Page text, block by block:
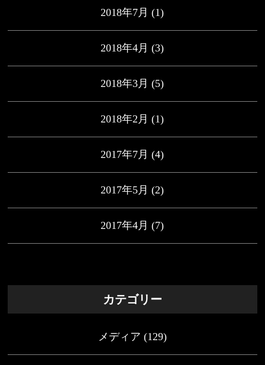
2018年7月 (1)
2018年4月 (3)
2018年3月 (5)
2018年2月 (1)
2017年7月 (4)
2017年5月 (2)
2017年4月 (7)
カテゴリー
メディア (129)